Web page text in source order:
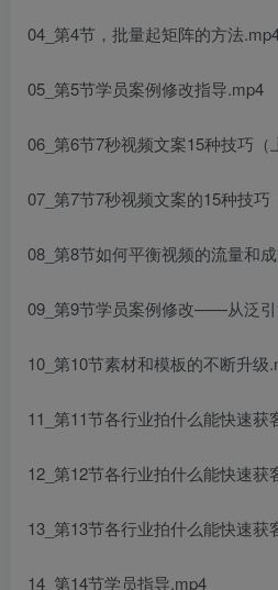
04_第4节，批量起矩阵的方法
05_第5节学员案例修改指导.mp4
06_第6节7秒视频文案15种技巧（
07_第7节7秒视频文案的15种技巧
08_第8节如何平衡视频的流量和
09_第9节学员案例修改——从泛
10_第10节素材和模板的不断升级
11_第11节各行业拍什么能快速获
12_第12节各行业拍什么能快速获
13_第13节各行业拍什么能快速获
14_第14节学员指导.mp4